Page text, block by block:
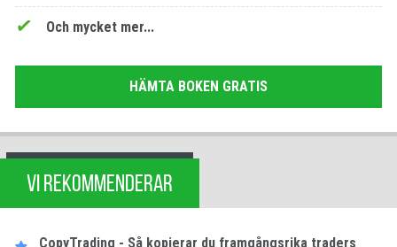
Och mycket mer...
HÄMTA BOKEN GRATIS
VI REKOMMENDERAR
CopyTrading - Så kopierar du framgångsrika traders